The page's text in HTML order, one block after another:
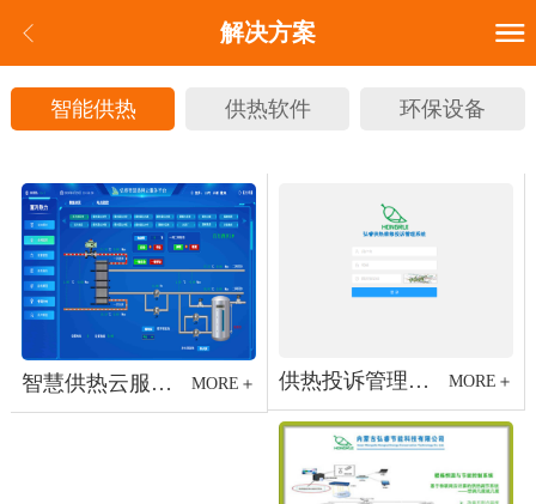
解决方案
智能供热 供热软件 环保设备
MORE＋
智慧供热云服务平台 MORE＋
供热投诉管理系统